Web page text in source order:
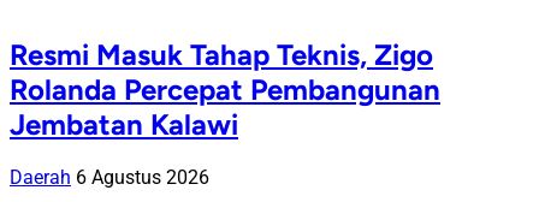
Resmi Masuk Tahap Teknis, Zigo
Rolanda Percepat Pembangunan
Jembatan Kalawi
Daerah 6 Agustus 2026